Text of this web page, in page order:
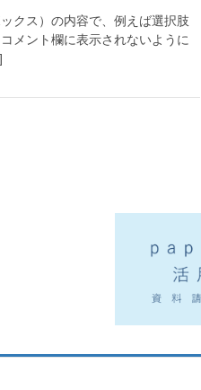
クス）の内容で、例えば選択肢
メント欄に表示されないように